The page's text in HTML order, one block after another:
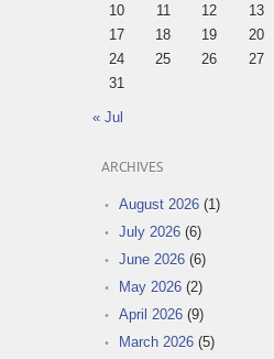
10
11 12 13
17
18 19 20
24
25 26 27
31
« Jul
ARCHIVES
August 2026 (1)
July 2026 (6)
June 2026 (6)
May 2026 (2)
April 2026 (9)
March 2026 (5)